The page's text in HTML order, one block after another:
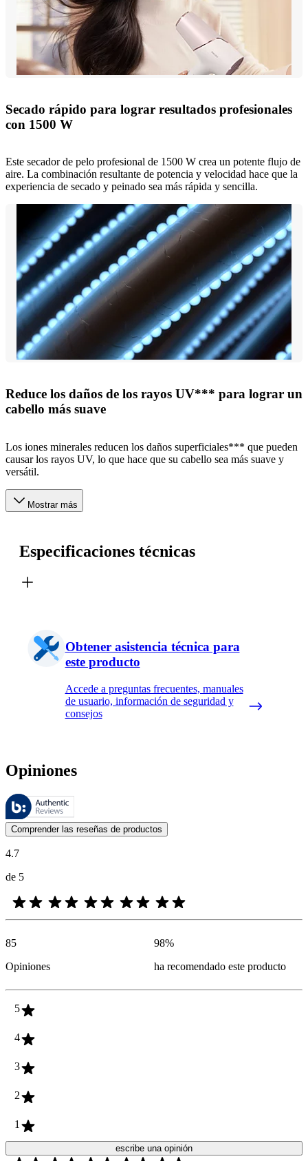
Secado rápido para lograr resultados profesionales
con 1500 W
Este secador de pelo profesional de 1500 W crea un potente flujo de
aire. La combinación resultante de potencia y velocidad hace que la
experiencia de secado y peinado sea más rápida y sencilla.
Reduce los daños de los rayos UV*** para lograr un
cabello más suave
Los iones minerales reducen los daños superficiales*** que pueden
causar los rayos UV, lo que hace que su cabello sea más suave y
versátil.
Mostrar más
Especificaciones técnicas
Obtener asistencia técnica para
este producto
Accede a preguntas frecuentes, manuales
de usuario, información de seguridad y
consejos
Opiniones
Estas reseñas las gestiona Bazaarvoice y cumplen con la política de
Las opiniones de los clientes en forma de reseñas de productos y
Comprender las reseñas de productos
4.7
de 5
85
Opiniones
98%
ha recomendado este producto
5
4
3
2
1
escribe una opinión